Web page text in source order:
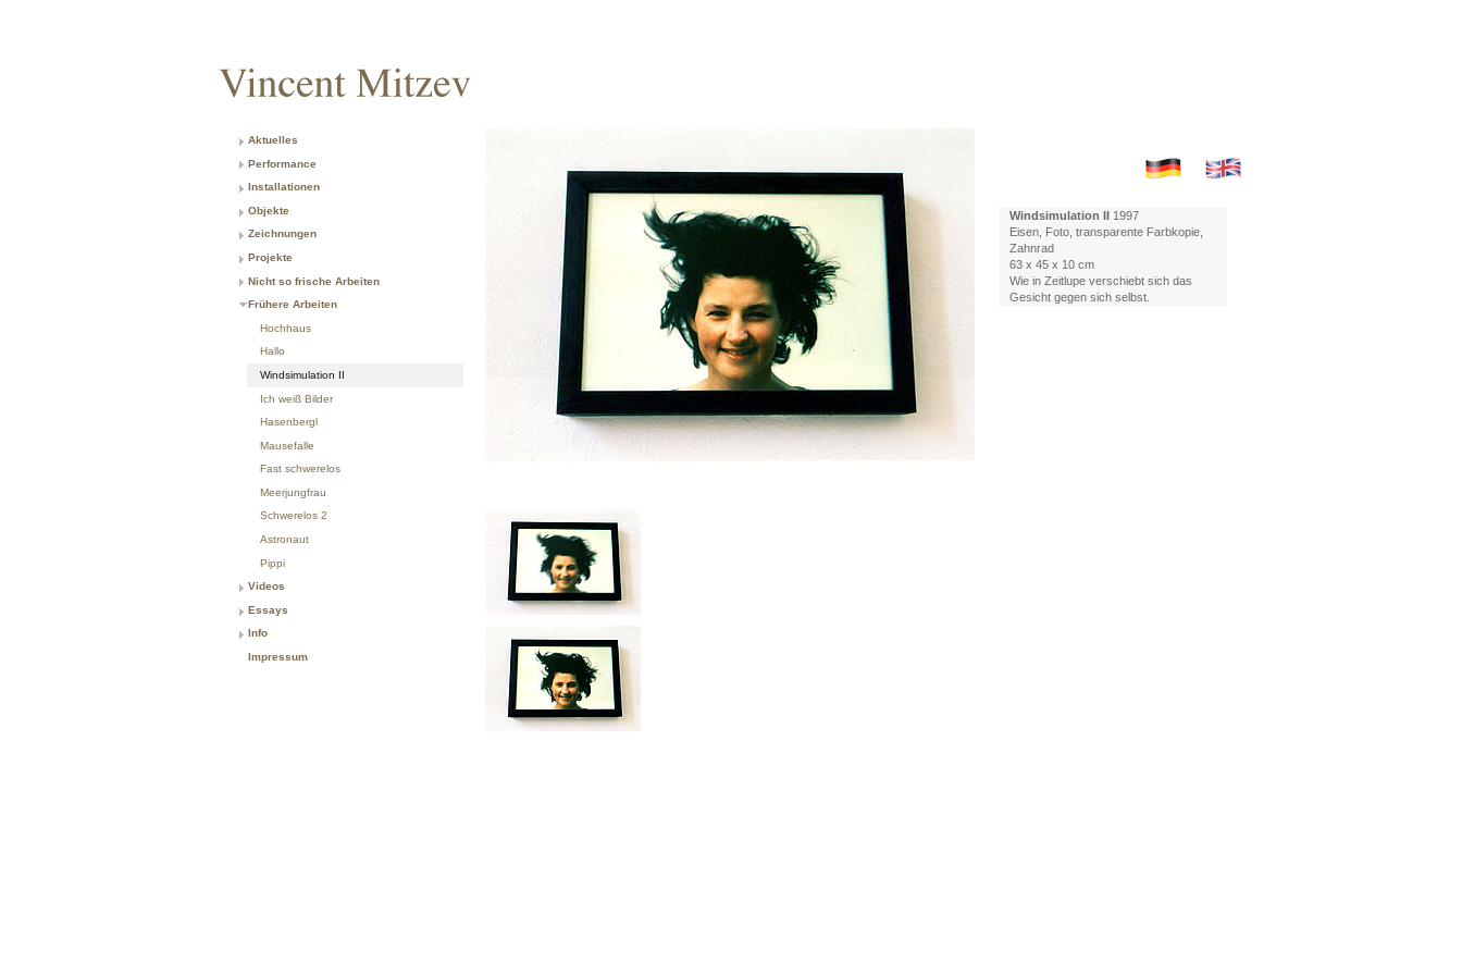
Aktuelles
Performance
Installationen
Objekte
Zeichnungen
Projekte
Nicht so frische Arbeiten
Frühere Arbeiten
Hochhaus
Hallo
Windsimulation II
Ich weiß Bilder
Hasenbergl
Mausefalle
Fast schwerelos
Meerjungfrau
Schwerelos 2
Astronaut
Pippi
Videos
Essays
Info
Impressum
Windsimulation II1997
Eisen, Foto, transparente Farbkopie,
Zahnrad
63 x 45 x 10 cm
Wie in Zeitlupe verschiebt sich das
Gesicht gegen sich selbst.